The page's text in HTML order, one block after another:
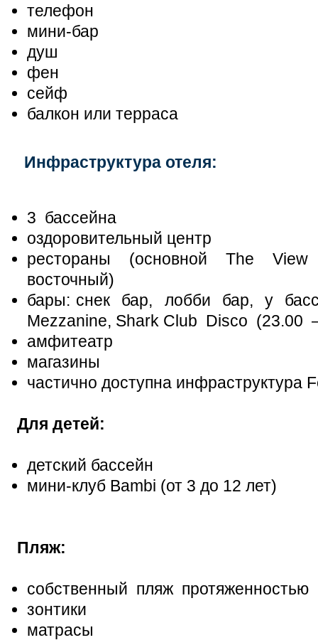
телефон
мини-бар
душ
фен
сейф
балкон или терраса
Инфраструктура отеля:
3 бассейна
оздоровительный центр
рестораны (основной The
восточный)
бары: снек бар, лобби бар, у
Mezzanine, Shark Club Disco (23.00
амфитеатр
магазины
частично доступна инфраструктура
Для детей:
детский бассейн
мини-клуб Bambi (от 3 до 12 лет)
Пляж:
собственный пляж протяженностью
зонтики
матрасы